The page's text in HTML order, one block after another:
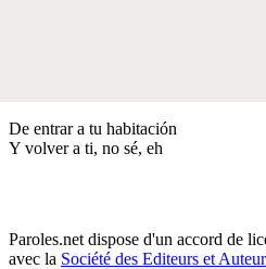
De entrar a tu habitación
Y volver a ti, no sé, eh
Paroles.net dispose d'un accord de
avec la Société des Editeurs et